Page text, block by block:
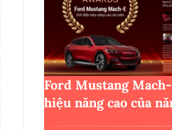
Ford Mustang
hiệu năng cao của